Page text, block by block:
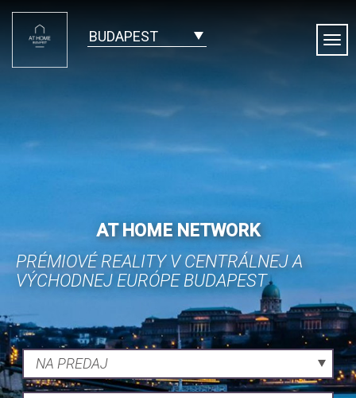
BUDAPEST
AT HOME NETWORK
PRÉMIOVÉ REALITY V CENTRÁLNEJ A
VÝCHODNEJ EURÓPE BUDAPEST
NA PREDAJ